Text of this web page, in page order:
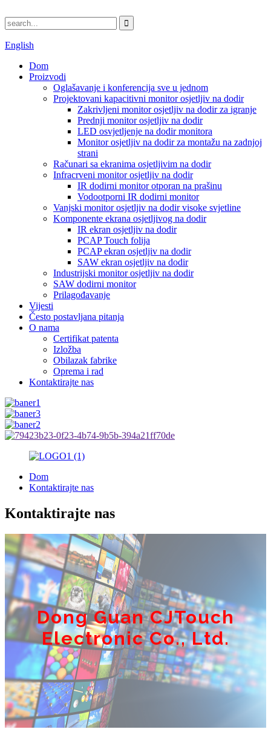
English
Dom
Proizvodi
Oglašavanje i konferencija sve u jednom
Projektovani kapacitivni monitor osjetljiv na dodir
Zakrivljeni monitor osjetljiv na dodir za igranje
Prednji monitor osjetljiv na dodir
LED osvjetljenje na dodir monitora
Monitor osjetljiv na dodir za montažu na zadnjoj
strani
Računari sa ekranima osjetljivim na dodir
Infracrveni monitor osjetljiv na dodir
IR dodirni monitor otporan na prašinu
Vodootporni IR dodirni monitor
Vanjski monitor osjetljiv na dodir visoke svjetline
Komponente ekrana osjetljivog na dodir
IR ekran osjetljiv na dodir
PCAP Touch folija
PCAP ekran osjetljiv na dodir
SAW ekran osjetljiv na dodir
Industrijski monitor osjetljiv na dodir
SAW dodirni monitor
Prilagođavanje
Vijesti
Često postavljana pitanja
O nama
Certifikat patenta
Izložba
Obilazak fabrike
Oprema i rad
Kontaktirajte nas
Dom
Kontaktirajte nas
Kontaktirajte nas
Dong Guan CJTouch
Electronic Co., Ltd.